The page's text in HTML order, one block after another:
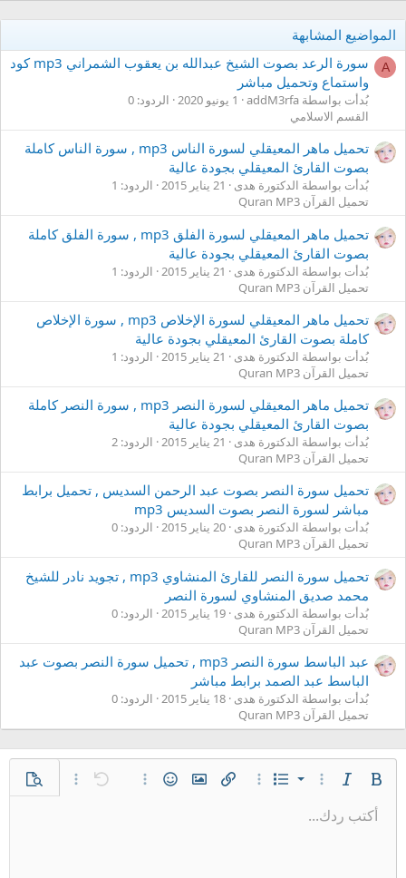
المواضيع المشابهة
A
سورة الرعد بصوت الشيخ عبدالله بن يعقوب الشمراني mp3 كود
واستماع وتحميل مباشر
بُدأت بواسطة addM3rfa 1 يونيو 2020
الردود: 0
القسم الاسلامي
تحميل ماهر المعيقلي لسورة الناس mp3 , سورة الناس كاملة
بصوت القارئ المعيقلي بجودة عالية
بُدأت بواسطة الدكتورة هدى 21 يناير 2015
الردود: 1
تحميل القرآن Quran MP3
تحميل ماهر المعيقلي لسورة الفلق mp3 , سورة الفلق كاملة
بصوت القارئ المعيقلي بجودة عالية
بُدأت بواسطة الدكتورة هدى 21 يناير 2015
الردود: 1
تحميل القرآن Quran MP3
تحميل ماهر المعيقلي لسورة الإخلاص mp3 , سورة الإخلاص
كاملة بصوت القارئ المعيقلي بجودة عالية
بُدأت بواسطة الدكتورة هدى 21 يناير 2015
الردود: 1
تحميل القرآن Quran MP3
تحميل ماهر المعيقلي لسورة النصر mp3 , سورة النصر كاملة
بصوت القارئ المعيقلي بجودة عالية
بُدأت بواسطة الدكتورة هدى 21 يناير 2015
الردود: 2
تحميل القرآن Quran MP3
تحميل سورة النصر بصوت عبد الرحمن السديس , تحميل برابط
مباشر لسورة النصر بصوت السديس mp3
بُدأت بواسطة الدكتورة هدى 20 يناير 2015
الردود: 0
تحميل القرآن Quran MP3
تحميل سورة النصر للقارئ المنشاوي mp3 , تجويد نادر للشيخ
محمد صديق المنشاوي لسورة النصر
بُدأت بواسطة الدكتورة هدى 19 يناير 2015
الردود: 0
تحميل القرآن Quran MP3
عبد الباسط سورة النصر mp3 , تحميل سورة النصر بصوت عبد
الباسط عبد الصمد برابط مباشر
بُدأت بواسطة الدكتورة هدى 18 يناير 2015
الردود: 0
تحميل القرآن Quran MP3
غامق مائل خيارات إضافية…
قائمة
قائمة مرتبة
خيارات إضافية…
إدراج رابطإدراج صورةالإبتساماتخيارات إضافية…
تراجع خيارات إضافية…
معاينة
حجم الخط
9
لون النصعائلة الخط المحاذاة
محاذاة لليسار
تنسيق الفقرة إقتباسميديا إدراج جدول إعادة تبديل الـ BB codeإزالة التنسيقأكتب ردك...